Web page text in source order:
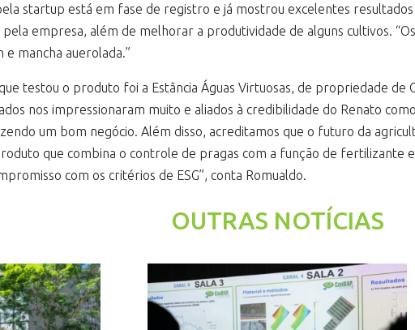
startup está em fase de registro e já mostrou excelentes
empresa, além de melhorar a produtividade de alguns cultivos.
mancha auerolada.”
testou o produto foi a Estância Águas Virtuosas, de propriedade
nos impressionaram muito e aliados à credibilidade do Renato
um bom negócio. Além disso, acreditamos que o futuro da
que combina o controle de pragas com a função de fertilizante
com os critérios de ESG”, conta Romualdo.
OUTRAS NOTÍCIAS